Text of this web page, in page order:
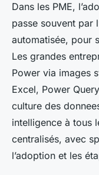
Dans les PME,
passe souvent par
automatisée, pour
Les grandes
Power via images
Excel, Power
culture des
intelligence à tous
centralisés, avec
l’adoption et les